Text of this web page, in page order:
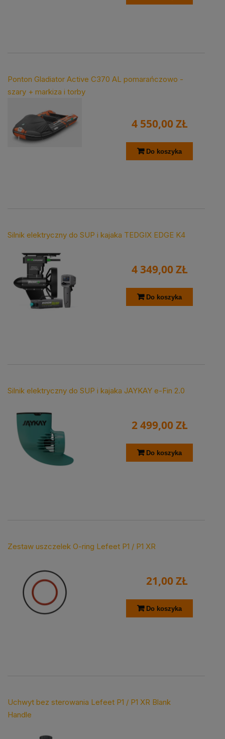
Ponton Gladiator Active C370 AL pomarańczowo -
szary + markiza i torby
4 550,00 ZŁ
Do koszyka
Silnik elektryczny do SUP i kajaka TEDGIX EDGE K4
4 349,00 ZŁ
Do koszyka
Silnik elektryczny do SUP i kajaka JAYKAY e-Fin 2.0
2 499,00 ZŁ
Do koszyka
Zestaw uszczelek O-ring Lefeet P1 / P1 XR
21,00 ZŁ
Do koszyka
Uchwyt bez sterowania Lefeet P1 / P1 XR Blank
Handle